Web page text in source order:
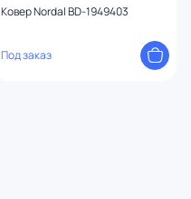
Ковер Nordal BD-1949403
Под заказ